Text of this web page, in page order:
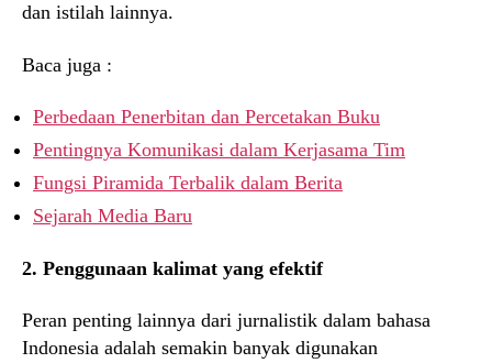
dan istilah lainnya.
Baca juga :
Perbedaan Penerbitan dan Percetakan Buku
Pentingnya Komunikasi dalam Kerjasama Tim
Fungsi Piramida Terbalik dalam Berita
Sejarah Media Baru
2. Penggunaan kalimat yang efektif
Peran penting lainnya dari jurnalistik dalam bahasa
Indonesia adalah semakin banyak digunakan